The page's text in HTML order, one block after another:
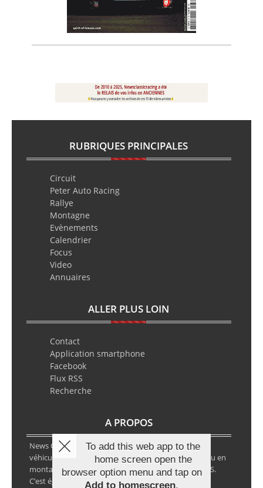
RUBRIQUES PRINCIPALES
Circuit
Peter Auto Racing
Rallye
Montagne
Evènements
Calendrier
Focus
Video
Annuaires
ALLER PLUS LOIN
Contact
Application smartphone
Facebook
Flux RSS
Recherche
A PROPOS
News Classic Racing est le portail de l’actualité du
véhicule historique. Que ce soit en circuit, en rallye ou en
montagne, vous y retrouverez les infos VHC ou VHRS.
C’est également le calendrier des épreuves ainsi que
To add this web app to the
home screen open the
browser option menu and tap on
Add to homescreen.